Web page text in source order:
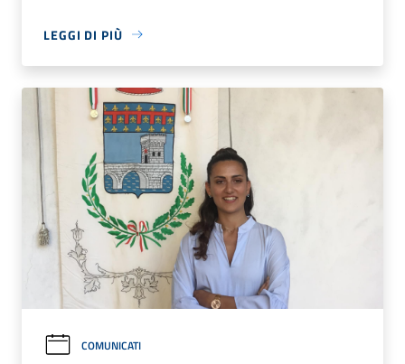
LEGGI DI PIÙ
COMUNICATI